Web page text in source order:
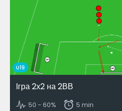
U19
Ігра 2х2 на 2ВВ
50 - 60% 5 min